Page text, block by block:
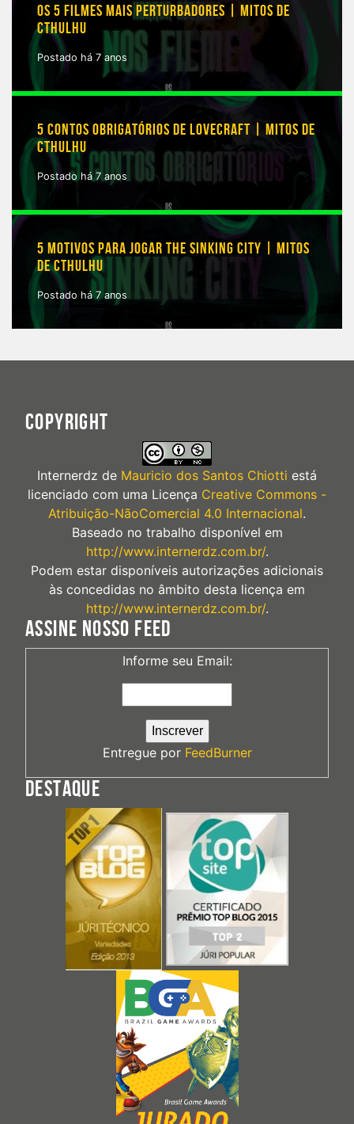
OS 5 FILMES MAIS PERTURBADORES | MITOS DE
CTHULHU
Postado há 7 anos
5 CONTOS OBRIGATÓRIOS DE LOVECRAFT | MITOS DE
CTHULHU
Postado há 7 anos
5 MOTIVOS PARA JOGAR THE SINKING CITY | MITOS
DE CTHULHU
Postado há 7 anos
COPYRIGHT
Internerdz de Mauricio dos Santos Chiotti está
licenciado com uma Licença Creative Commons -
Atribuição-NãoComercial 4.0 Internacional.
Baseado no trabalho disponível em
http://www.internerdz.com.br/.
Podem estar disponíveis autorizações adicionais
às concedidas no âmbito desta licença em
http://www.internerdz.com.br/.
ASSINE NOSSO FEED
Informe seu Email:
Entregue por FeedBurner
DESTAQUE